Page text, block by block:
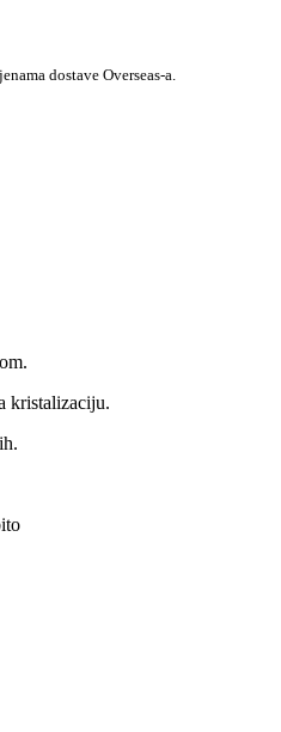
dostave Overseas-a.
kristalizaciju.